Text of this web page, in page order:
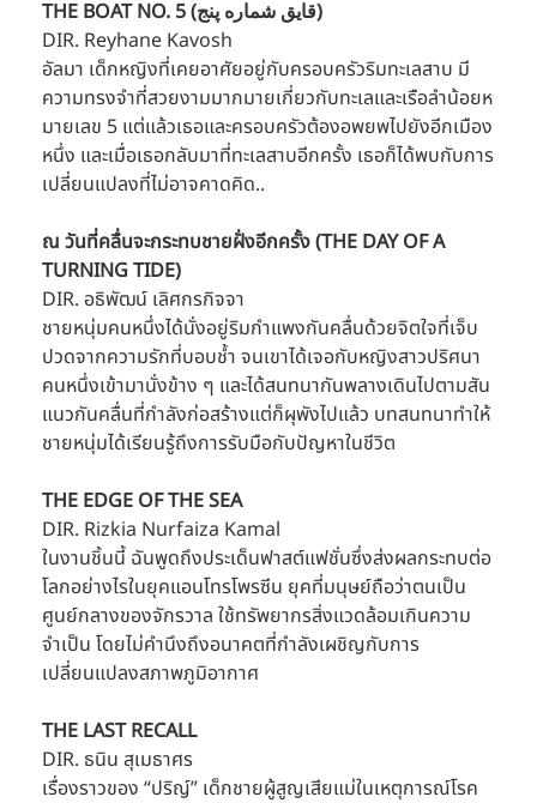
THE BOAT NO. 5 (قایق شماره پنج)
DIR. Reyhane Kavosh
อัลมา เด็กหญิงที่เคยอาศัยอยู่กับครอบครัวริมทะเลสาบ มี
ความทรงจำที่สวยงามมากมายเกี่ยวกับทะเลและเรือลำน้อยห
มายเลข 5 แต่แล้วเธอและครอบครัวต้องอพยพไปยังอีกเมือง
หนึ่ง และเมื่อเธอกลับมาที่ทะเลสาบอีกครั้ง เธอก็ได้พบกับการ
เปลี่ยนแปลงที่ไม่อาจคาดคิด..
ณ วันที่คลื่นจะกระทบชายฝั่งอีกครั้ง (THE DAY OF A
TURNING TIDE)
DIR. อธิพัฒน์ เลิศกรกิจจา
ชายหนุ่มคนหนึ่งได้นั่งอยู่ริมกำแพงกันคลื่นด้วยจิตใจที่เจ็บ
ปวดจากความรักที่บอบช้ำ จนเขาได้เจอกับหญิงสาวปริศนา
คนหนึ่งเข้ามานั่งข้าง ๆ และได้สนทนากันพลางเดินไปตามสัน
แนวกันคลื่นที่กำลังก่อสร้างแต่ก็ผุพังไปแล้ว บทสนทนาทำให้
ชายหนุ่มได้เรียนรู้ถึงการรับมือกับปัญหาในชีวิต
THE EDGE OF THE SEA
DIR. Rizkia Nurfaiza Kamal
ในงานชิ้นนี้ ฉันพูดถึงประเด็นฟาสต์แฟชั่นซึ่งส่งผลกระทบต่อ
โลกอย่างไรในยุคแอนโทรโพรซีน ยุคที่มนุษย์ถือว่าตนเป็น
ศูนย์กลางของจักรวาล ใช้ทรัพยากรสิ่งแวดล้อมเกินความ
จำเป็น โดยไม่คำนึงถึงอนาคตที่กำลังเผชิญกับการ
เปลี่ยนแปลงสภาพภูมิอากาศ
THE LAST RECALL
DIR. ธนิน สุเมธาศร
เรื่องราวของ “ปริญ์” เด็กชายผู้สูญเสียแม่ในเหตุการณ์โรค